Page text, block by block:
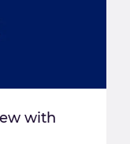
with